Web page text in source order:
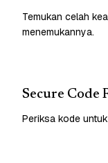
Temukan celah
menemukannya.
Secure Code
Periksa kode